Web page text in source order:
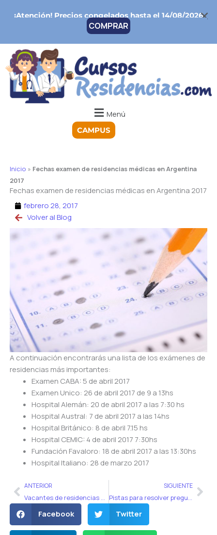
¡Atención!Precios congelados hasta el 14/08/2026
COMPRAR
Menú
CAMPUS
Inicio » Fechas examen de residencias médicas en Argentina
2017
Fechas examen de residencias médicas en Argentina 2017
febrero 28, 2017
Volver al Blog
A continuación encontrarás una lista de los exámenes de
residencias más importantes:
Examen CABA: 5 de abril 2017
Examen Unico: 26 de abril 2017 de 9 a 13hs
Hospital Alemán: 20 de abril 2017 a las 7:30 hs
Hospital Austral: 7 de abril 2017 a las 14hs
Hospital Británico: 8 de abril 7.15 hs
Hospital CEMIC: 4 de abril 2017 7:30hs
Fundación Favaloro: 18 de abril 2017 a las 13:30hs
Hospital Italiano: 28 de marzo 2017
AntANTERIOR
Vacantes de residencias provincia de Buenos Aires 2017
SIGUIENTE
Pistas para resolver preguntas del examen (parte 1)
Facebook Twitter